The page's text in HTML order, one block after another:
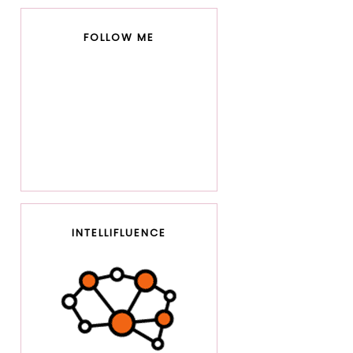
FOLLOW ME
INTELLIFLUENCE